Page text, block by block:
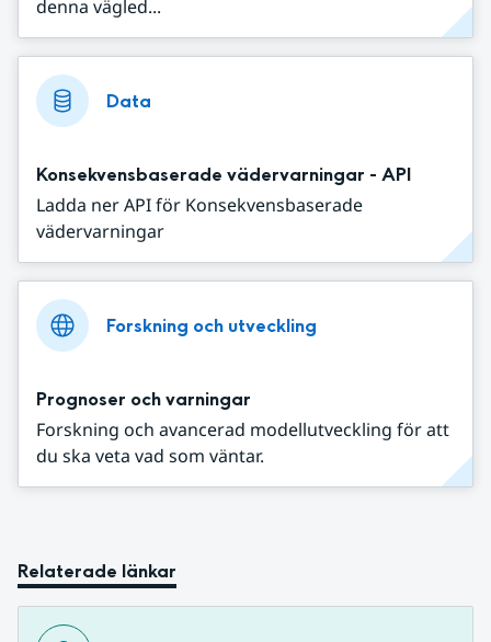
denna vägled...
Data
Konsekvensbaserade vädervarningar - API
Ladda ner API för Konsekvensbaserade
vädervarningar
Forskning och utveckling
Prognoser och varningar
Forskning och avancerad modellutveckling för att
du ska veta vad som väntar.
Relaterade länkar